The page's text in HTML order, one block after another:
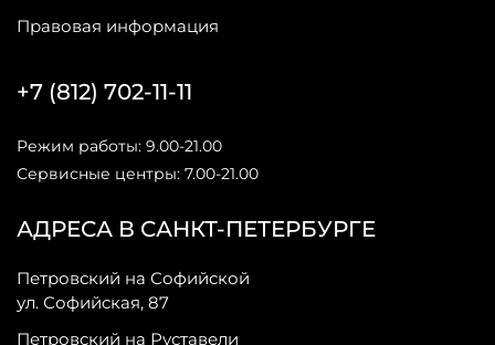
Правовая информация
АДРЕСА В САНКТ-ПЕТЕРБУРГЕ
Петровский на Софийской
ул. Софийская, 87
Петровский на Руставели
+7 (812) 702-11-11
Режим работы: 9.00-21.00
Сервисные центры: 7.00-21.00